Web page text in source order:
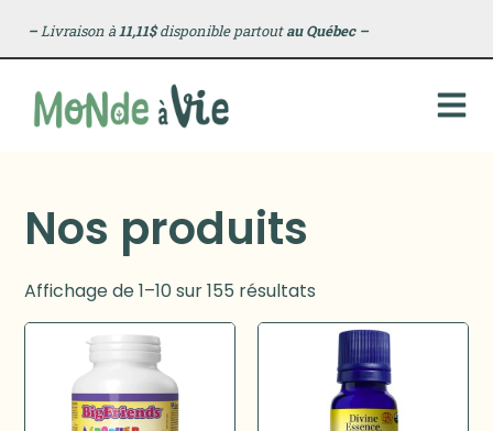
–Livraison à11,11$disponible partoutau Québec –
Nos produits
Affichage de 1–10 sur 155 résultats